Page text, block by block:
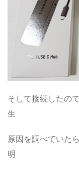
そして接続したの
生
原因を調べていた
明